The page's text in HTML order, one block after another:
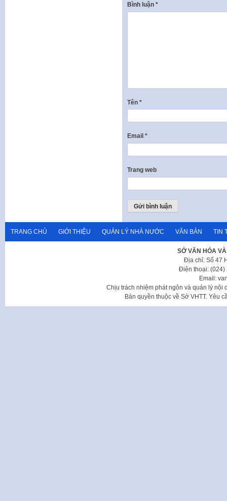
Bình luận *
Tên *
Email *
Trang web
TRANG CHỦ GIỚI THIỆU QUẢN LÝ NHÀ NƯỚC VĂN BẢN TIN
SỞ VĂN HÓA
Địa chỉ: Số 47
Điện thoại: (024)
Email:
Chịu trách nhiệm phát ngôn và quản lý nội
Bản quyền thuộc về Sở VHTT. Yêu